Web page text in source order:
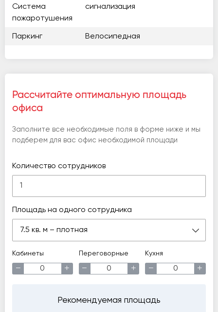
Система
пожаротушения
сигнализация
Паркинг Велосипедная
Рассчитайте оптимальную площадь
офиса
Заполните все необходимые поля в форме ниже и мы
подберем для вас офис необходимой площади
Количество сотрудников
Площадь на одного сотрудника
7.5 кв. м – плотная
Кабинеты
− +
Переговорные
− +
Кухня
− +
Рекомендуемая площадь